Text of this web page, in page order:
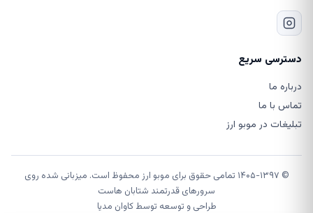
دسترسی سریع
درباره ما
تماس با ما
تبلیغات در موبو ارز
© ۱۴۰۵-۱۳۹۷ تمامی حقوق برای موبو ارز محفوظ است. میزبانی شده روی
سرورهای قدرتمند شتابان هاست
طراحی و توسعه توسطکاوان مدیا